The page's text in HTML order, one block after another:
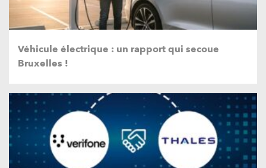
Véhicule électrique : un rapport qui secoue
Bruxelles !